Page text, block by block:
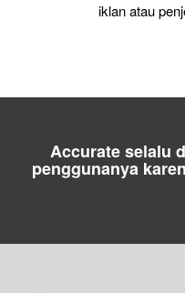
iklan atau
Accurate selalu
penggunanya